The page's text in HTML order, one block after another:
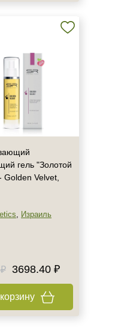
гель "Золотой
Golden Velvet,
, Израиль
3698.40 ₽